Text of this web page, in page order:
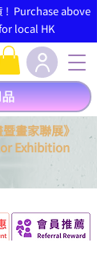
! Purchase above
local HK
畫家聯展》
Exhibition